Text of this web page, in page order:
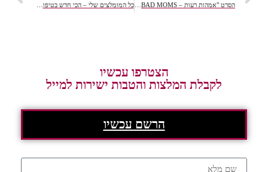
הסרט "אמהות רעות – BAD MOMS" להסתכל על עצמנו ולהתגלגל מצחוק, הנאה צרופה! כל המומלצים שלי – הכי חדש בטיפוח: מכשיר לגילוי גוון עור, כורכומין לטיפוח עור, ערכת sos ועוד. …
הצטרפו עכשיו
לקבלת המלצות והטבות ישירות למייל
הרשם עכשיו